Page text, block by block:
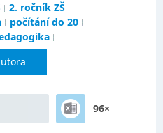
2. ročník ZŠ
počítání do 20
96×